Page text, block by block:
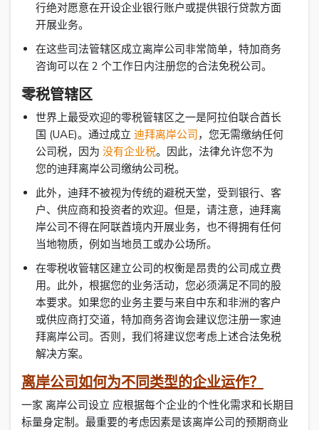
行绝对愿意在开设企业银行账户或提供银行贷款方面
开展业务。
在这些司法管辖区成立离岸公司非常简单，特加商务
咨询可以在 2 个工作日内注册您的合法免税公司。
零税管辖区
世界上最受欢迎的零税管辖区之一是阿拉伯联合酋长
国 (UAE)。通过成立 迪拜离岸公司 ，您无需缴纳任何
公司税，因为 没有企业税。因此，法律允许您不为
您的迪拜离岸公司缴纳公司税。
此外，迪拜不被视为传统的避税天堂，受到银行、客
户、供应商和投资者的欢迎。但是，请注意，迪拜离
岸公司不得在阿联酋境内开展业务，也不得拥有任何
当地物质，例如当地员工或办公场所。
在零税收管辖区建立公司的权衡是昂贵的公司成立费
用。此外，根据您的业务活动，您必须满足不同的股
本要求。如果您的业务主要与来自中东和非洲的客户
或供应商打交道，特加商务咨询会建议您注册一家迪
拜离岸公司。否则，我们将建议您考虑上述合法免税
解决方案。
离岸公司如何为不同类型的企业运作？
一家 离岸公司设立 应根据每个企业的个性化需求和长期目
标量身定制。最重要的考虑因素是该离岸公司的预期商业